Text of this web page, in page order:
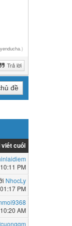
.)
Trả lời
viết cuối
PM
NhocLy
PM
AM